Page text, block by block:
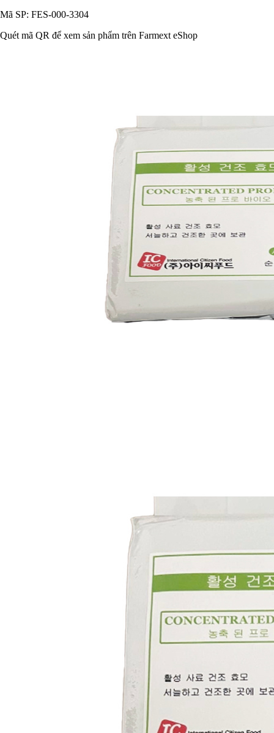
Mã SP: FES-000-3304
Quét mã QR để xem sản phẩm trên Farmext eShop